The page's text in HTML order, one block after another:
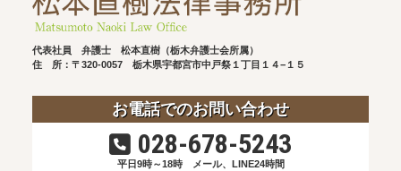
代表社員 弁護士 松本直樹（栃木弁護士会所属）
住 所：〒320-0057 栃木県宇都宮市中戸祭１丁目１４−１５
お電話でのお問い合わせ
028-678-5243
平日9時～18時 メール、LINE24時間